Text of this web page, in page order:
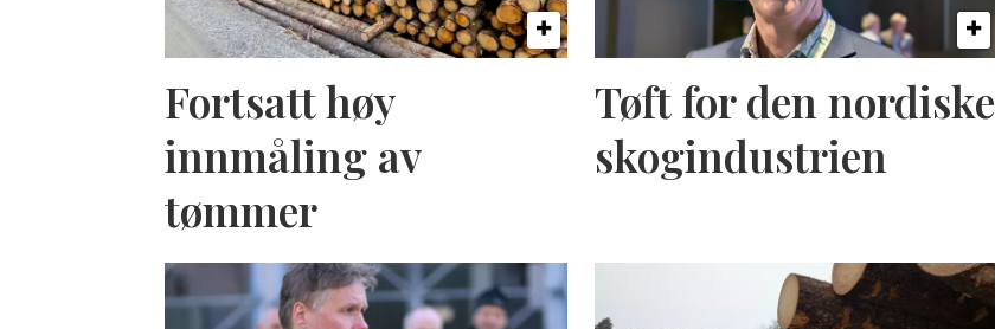
Fortsatt høy
innmåling av
tømmer
Tøft for den nordiske
skogindustrien